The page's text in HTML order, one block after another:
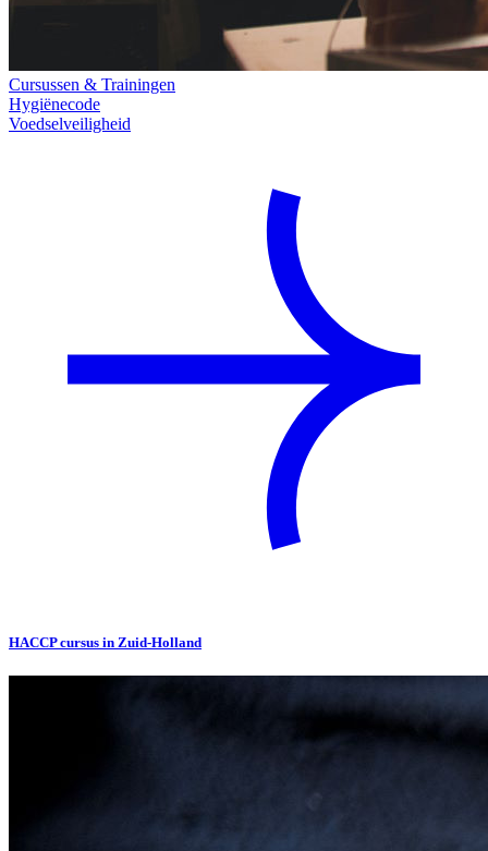
Cursussen & Trainingen
Hygiënecode
Voedselveiligheid
HACCP cursus in Zuid-Holland